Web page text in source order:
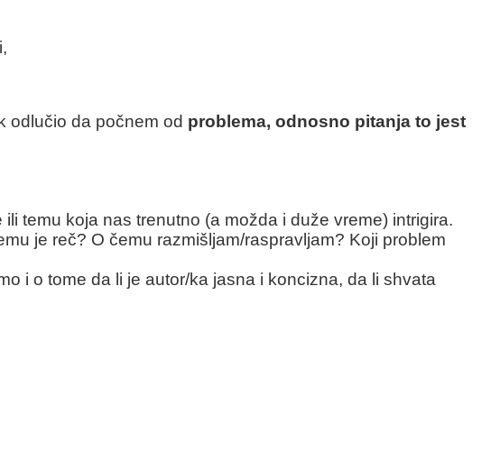
odlučio da počnem od problema, odnosno pitanja to jest
temu koja nas trenutno (a možda i duže vreme) intrigira.
je reč? O čemu razmišljam/raspravljam? Koji problem
i o tome da li je autor/ka jasna i koncizna, da li shvata